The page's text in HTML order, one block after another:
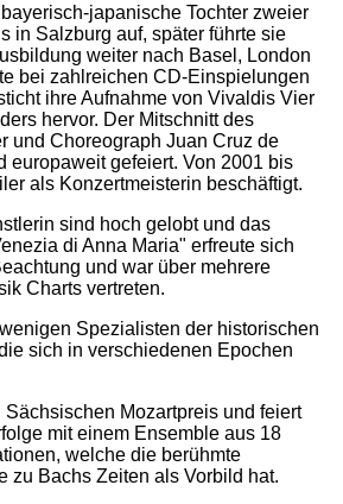
japanische Tochter zweier
in Salzburg auf, später führte sie
weiter nach Basel, London
bei zahlreichen CD-Einspielungen
ihre Aufnahme von Vivaldis Vier
hervor. Der Mitschnitt des
und Choreograph Juan Cruz de
europaweit gefeiert. Von 2001 bis
als Konzertmeisterin beschäftigt.
sind hoch gelobt und das
di Anna Maria" erfreute sich
und war über mehrere
Charts vertreten.
Spezialisten der historischen
sich in verschiedenen Epochen
Mozartpreis und feiert
mit einem Ensemble aus 18
welche die berühmte
zu Bachs Zeiten als Vorbild hat.